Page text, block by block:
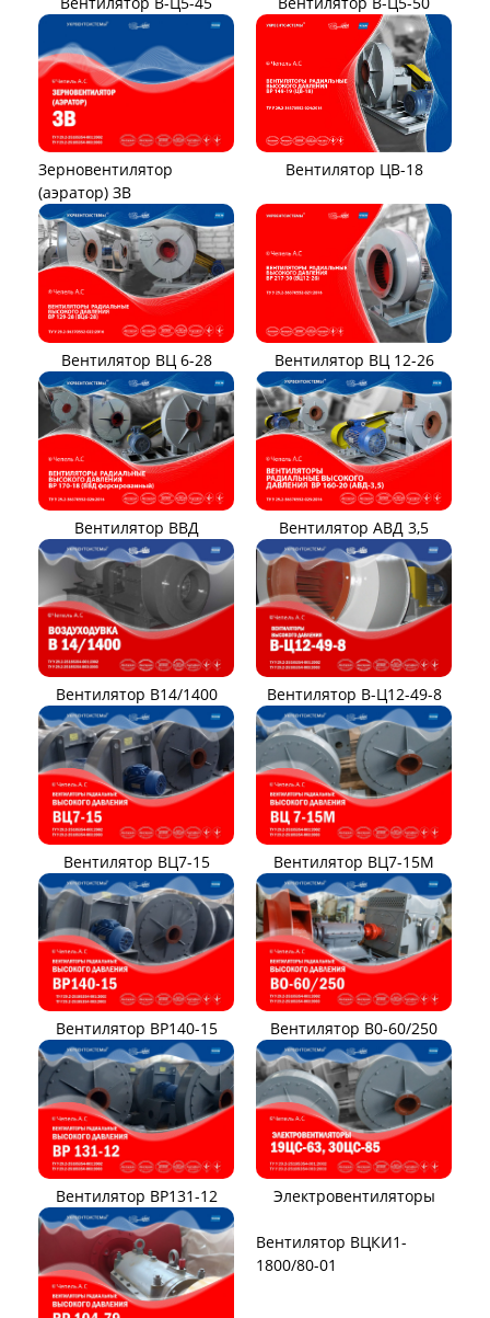
Зерновентилятор
(аэратор) ЗВ
Вентилятор ЦВ-18
Вентилятор ВЦ 6-28 Вентилятор ВЦ 12-26
Вентилятор ВВД Вентилятор АВД 3,5
Вентилятор В14/1400 Вентилятор В-Ц12-49-8
Вентилятор ВЦ7-15 Вентилятор ВЦ7-15М
Вентилятор ВР140-15 Вентилятор В0-60/250
Вентилятор ВР131-12 Электровентиляторы